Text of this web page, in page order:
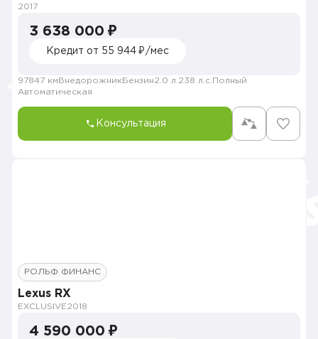
2017
3 638 000 ₽
Кредит от 55 944 ₽/мес
97847 км Внедорожник Бензин2.0 л. 238 л.с. Полный
Автоматическая
Консультация
РОЛЬФ ФИНАНС
Lexus RX
EXCLUSIVE2018
4 590 000 ₽